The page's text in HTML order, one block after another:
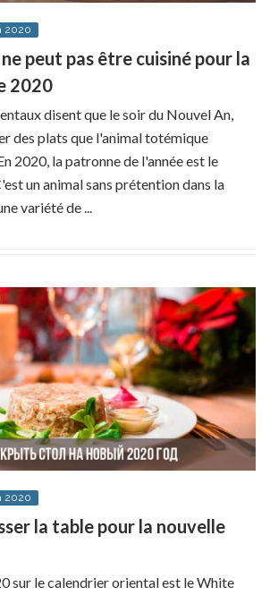
2020
peut pas être cuisiné pour la
2020
disent que le soir du Nouvel An,
des plats que l'animal totémique
2020, la patronne de l'année est le
un animal sans prétention dans la
variété de ...
2020
la table pour la nouvelle
sur le calendrier oriental est le White